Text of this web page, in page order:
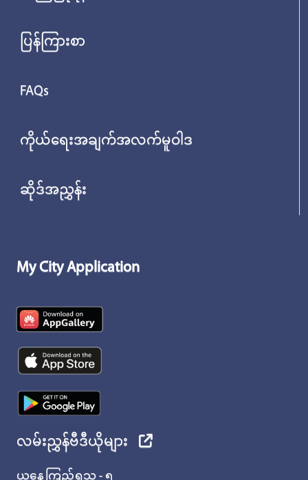
ပြန်ကြားစာ
FAQs
ကိုယ်ရေးအချက်အလက်မူဝါဒ
ဆိုဒ်အညွှန်း
My City Application
လမ်းညွှန်ဗီဒီယိုများ
ယနေ့ကြည့်ရှုသူ - ၅